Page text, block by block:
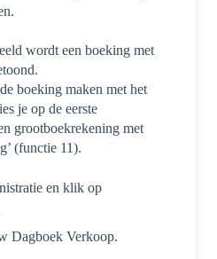
wordt een boeking met
boeking maken met het
je op de eerste
grootboekrekening met
(functie 11).
en klik op
Dagboek Verkoop.